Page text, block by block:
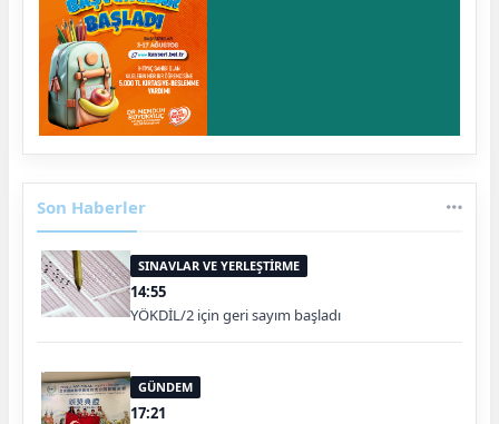
Son Haberler
SINAVLAR VE YERLEŞTİRME
14:55
YÖKDİL/2 için geri sayım başladı
GÜNDEM
17:21